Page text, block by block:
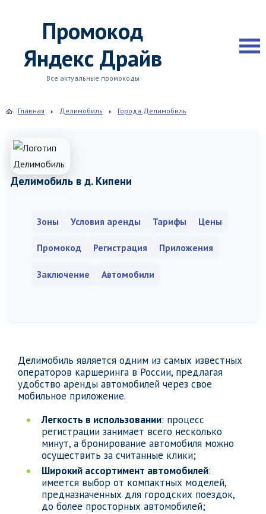
Промокод
Яндекс Драйв
Все актуальные промокоды
Главная Делимобиль Города Делимобиль
Делимобиль в д. Кипени
Зоны Условия аренды Тарифы Цены
Промокод Регистрация Приложения
Заключение Автомобили
Делимобиль является одним из самых известных
операторов каршеринга в России, предлагая
удобство аренды автомобилей через свое
мобильное приложение.
Легкость в использовании: процесс
регистрации занимает всего несколько
минут, а бронирование автомобиля можно
осуществить за считанные клики;
Широкий ассортимент автомобилей:
имеется выбор от компактных моделей,
предназначенных для городских поездок,
до более просторных автомобилей;